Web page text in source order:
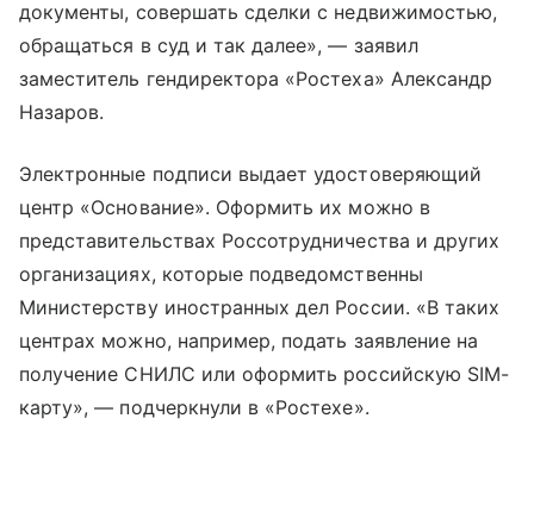
документы, совершать сделки с недвижимостью,
обращаться в суд и так далее», — заявил
заместитель гендиректора «Ростеха» Александр
Назаров.
Электронные подписи выдает удостоверяющий
центр «Основание». Оформить их можно в
представительствах Россотрудничества и других
организациях, которые подведомственны
Министерству иностранных дел России. «В таких
центрах можно, например, подать заявление на
получение СНИЛС или оформить российскую SIM-
карту», — подчеркнули в «Ростехе».